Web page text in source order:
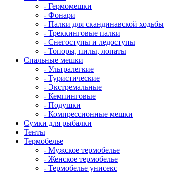
- Гермомешки
- Фонари
- Палки для скандинавской ходьбы
- Треккинговые палки
- Снегоступы и ледоступы
- Топоры, пилы, лопаты
Спальные мешки
- Ультралегкие
- Туристические
- Экстремальные
- Кемпинговые
- Подушки
- Компрессионные мешки
Сумки для рыбалки
Тенты
Термобелье
- Мужское термобелье
- Женское термобелье
- Термобелье унисекс